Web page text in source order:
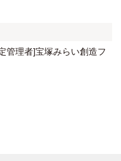
理者]宝塚みらい創造フ